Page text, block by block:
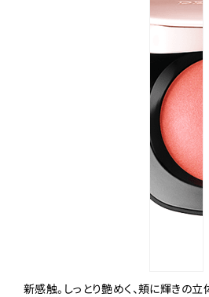
新感触。しっとり艶めく、頬に輝きの